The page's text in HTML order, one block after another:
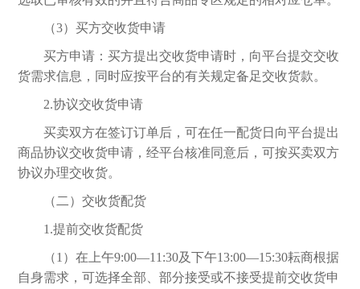
（3）买方交收货申请
买方申请：买方提出交收货申请时，向平台提交交收
货需求信息，同时应按平台的有关规定备足交收货款。
2.协议交收货申请
买卖双方在签订订单后，可在任一配货日向平台提出
商品协议交收货申请，经平台核准同意后，可按买卖双方
协议办理交收货。
（二）交收货配货
1.提前交收货配货
（1）在上午9:00—11:30及下午13:00—15:30耘商根据
自身需求，可选择全部、部分接受或不接受提前交收货申